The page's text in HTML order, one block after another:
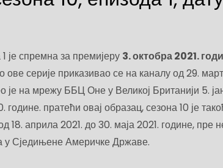
је спремна за премијеру 3. октобра 2021.
ове серије приказивао се на каналу од 29.
је на мрежу ББЦ Оне у Великој Британији 5.
пратећи овај образац, сезона 10 је
18. априла 2021. до 30. маја 2021. године, пре
у Сједињене Америчке Државе.